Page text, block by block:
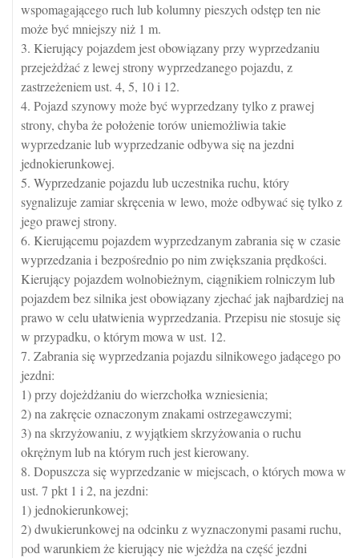
wspomagającego ruch lub kolumny pieszych odstęp ten nie
może być mniejszy niż 1 m.
3. Kierujący pojazdem jest obowiązany przy wyprzedzaniu
przejeżdżać z lewej strony wyprzedzanego pojazdu, z
zastrzeżeniem ust. 4, 5, 10 i 12.
4. Pojazd szynowy może być wyprzedzany tylko z prawej
strony, chyba że położenie torów uniemożliwia takie
wyprzedzanie lub wyprzedzanie odbywa się na jezdni
jednokierunkowej.
5. Wyprzedzanie pojazdu lub uczestnika ruchu, który
sygnalizuje zamiar skręcenia w lewo, może odbywać się tylko z
jego prawej strony.
6. Kierującemu pojazdem wyprzedzanym zabrania się w czasie
wyprzedzania i bezpośrednio po nim zwiększania prędkości.
Kierujący pojazdem wolnobieżnym, ciągnikiem rolniczym lub
pojazdem bez silnika jest obowiązany zjechać jak najbardziej na
prawo w celu ułatwienia wyprzedzania. Przepisu nie stosuje się
w przypadku, o którym mowa w ust. 12.
7. Zabrania się wyprzedzania pojazdu silnikowego jadącego po
jezdni:
1) przy dojeżdżaniu do wierzchołka wzniesienia;
2) na zakręcie oznaczonym znakami ostrzegawczymi;
3) na skrzyżowaniu, z wyjątkiem skrzyżowania o ruchu
okrężnym lub na którym ruch jest kierowany.
8. Dopuszcza się wyprzedzanie w miejscach, o których mowa w
ust. 7 pkt 1 i 2, na jezdni:
1) jednokierunkowej;
2) dwukierunkowej na odcinku z wyznaczonymi pasami ruchu,
pod warunkiem że kierujący nie wjeżdża na część jezdni